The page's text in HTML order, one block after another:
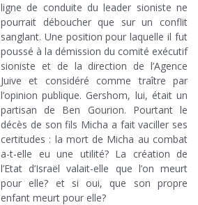
ligne de conduite du leader sioniste ne
pourrait déboucher que sur un conflit
sanglant. Une position pour laquelle il fut
poussé à la démission du comité exécutif
sioniste et de la direction de l’Agence
Juive et considéré comme traître par
l’opinion publique. Gershom, lui, était un
partisan de Ben Gourion. Pourtant le
décès de son fils Micha a fait vaciller ses
certitudes : la mort de Micha au combat
a-t-elle eu une utilité? La création de
l’Etat d’Israël valait-elle que l’on meurt
pour elle? et si oui, que son propre
enfant meurt pour elle?